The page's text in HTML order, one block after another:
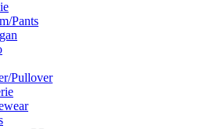
Pants
Pullover